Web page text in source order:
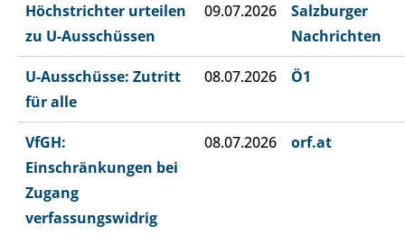
Höchstrichter urteilen
zu U-Ausschüssen
09.07.2026
Salzburger
Nachrichten
U-Ausschüsse: Zutritt
für alle
08.07.2026 Ö1
VfGH:
Einschränkungen bei
Zugang
verfassungswidrig
08.07.2026 orf.at